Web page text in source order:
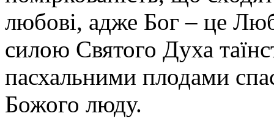
любові, адже Бог – це
силою Святого Духа
пасхальними плодами
Божого люду.